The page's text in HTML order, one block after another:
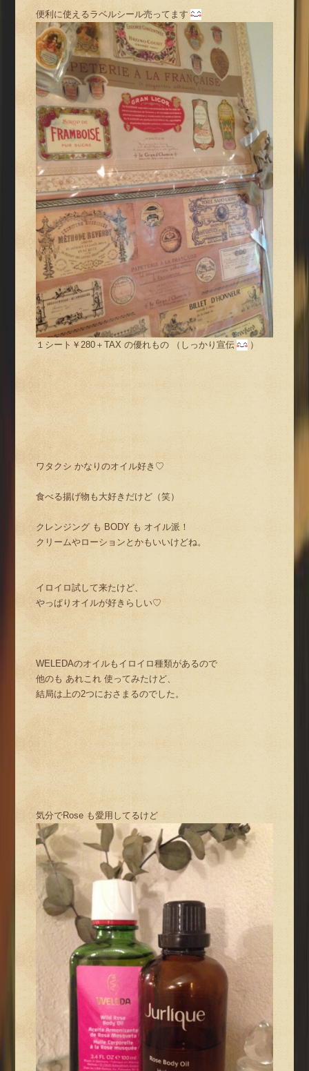
便利に使えるラベルシール売ってます
１シート￥280＋TAX の優れもの （しっかり宣伝 ）
ワタクシ かなりのオイル好き♡
食べる揚げ物も大好きだけど（笑）
クレンジング も BODY も オイル派！
クリームやローションとかもいいけどね。
イロイロ試して来たけど、
やっぱりオイルが好きらしい♡
WELEDAのオイルもイロイロ種類があるので
他のも あれこれ 使ってみたけど、
結局は上の2つにおさまるのでした。
気分でRose も愛用してるけど